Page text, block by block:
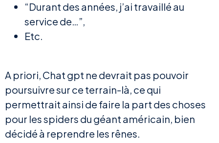
“Durant des années, j’ai travaillé au
service de…”,
Etc.
A priori, Chat gpt ne devrait pas pouvoir
poursuivre sur ce terrain-là, ce qui
permettrait ainsi de faire la part des choses
pour les spiders du géant américain, bien
décidé à reprendre les rênes.